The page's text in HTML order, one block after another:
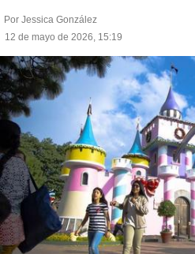
Por Jessica González
12 de mayo de 2026, 15:19